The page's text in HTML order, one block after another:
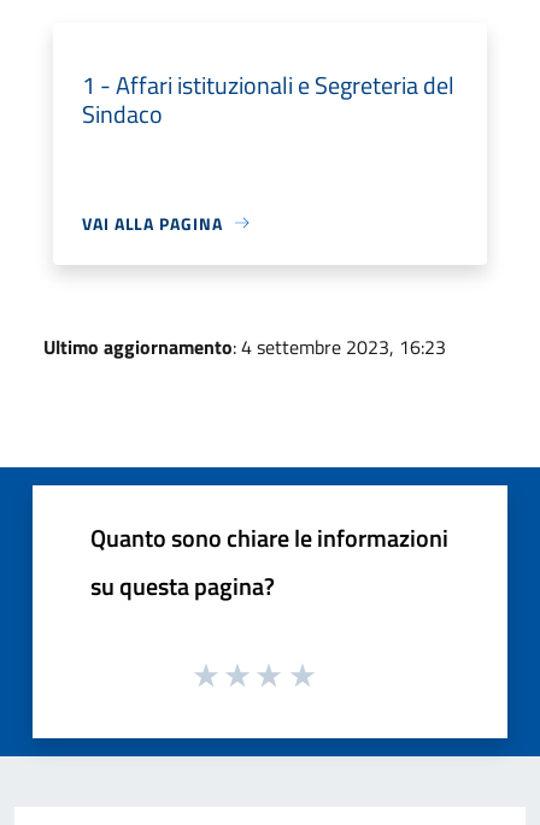
1 - Affari istituzionali e Segreteria del
Sindaco
VAI ALLA PAGINA
Ultimo aggiornamento: 4 settembre 2023, 16:23
Quanto sono chiare le informazioni
su questa pagina?